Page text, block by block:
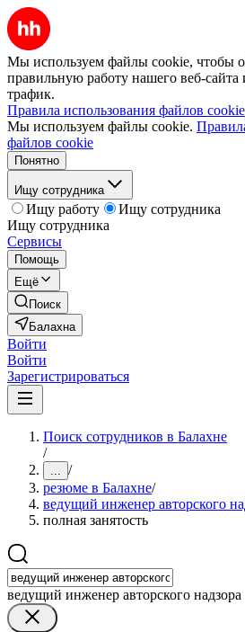
Мы используем файлы cookie, чтобы
правильную работу нашего веб-сайта
трафик.
Правила использования файлов cookie
Мы используем файлы cookie.
файлов cookie
Понятно
Ищу сотрудника
Ищу работу
Ищу сотрудника
Ищу сотрудника
Сервисы
Помощь
Ещё
Поиск
Балахна
Войти
Войти
Зарегистрироваться
Поиск сотрудников в Балахне
/
... /
резюме в Балахне/
ведущий инженер авторского
полная занятость
ведущий инженер авторского надзора